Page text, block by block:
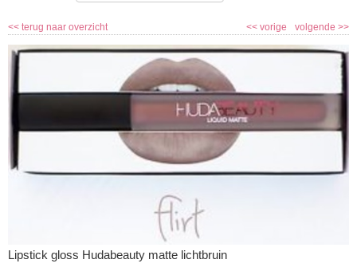
<< terug naar overzicht volgende >>
<< vorige
Lipstick gloss Hudabeauty matte lichtbruin